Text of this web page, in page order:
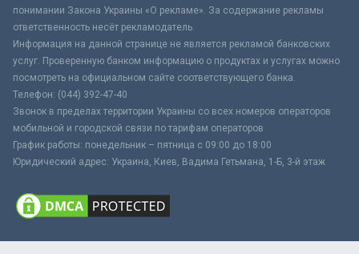
понимании Закона Украины «О рекламе». За содержание рекламы
ответственность несёт рекламодатель.
Информация на данной странице не является рекламой банковских
услуг. Проверенную банком информацию о продуктах и услугах можно
посмотреть на официальном сайте соответствующего банка.
Телефон: (044) 392-47-40
Звонок в пределах территории Украины со всех номеров операторов
мобильной и городской связи по тарифам операторов
График работы: понедельник – пятница с 09:00 до 18:00
Юридический адрес: Украина, Киев, Вадима Гетьмана, 1-Б, 3-й этаж